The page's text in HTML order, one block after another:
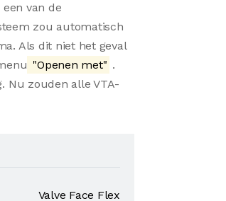
van de
zou automatisch
Als dit niet het geval
"Openen met" .
Nu zouden alle VTA-
Valve Face Flex